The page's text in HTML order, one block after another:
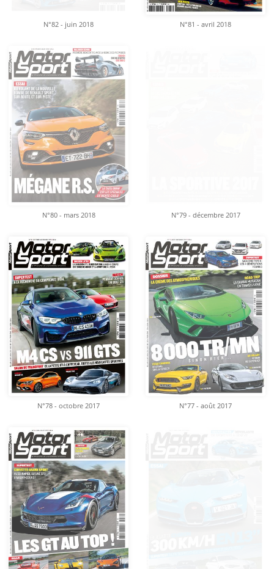
N°82 - juin 2018 N°81 - avril 2018
N°80 - mars 2018 N°79 - décembre 2017
N°78 - octobre 2017 N°77 - août 2017